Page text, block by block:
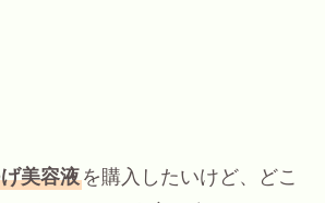
美容液を購入したいけど、どこ